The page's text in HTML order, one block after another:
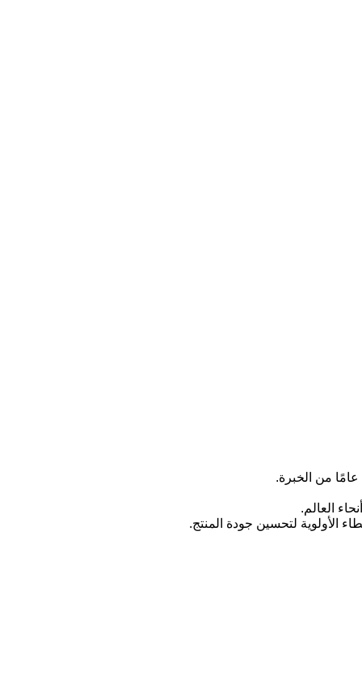
الأولوية لتحسين جودة المنتج.